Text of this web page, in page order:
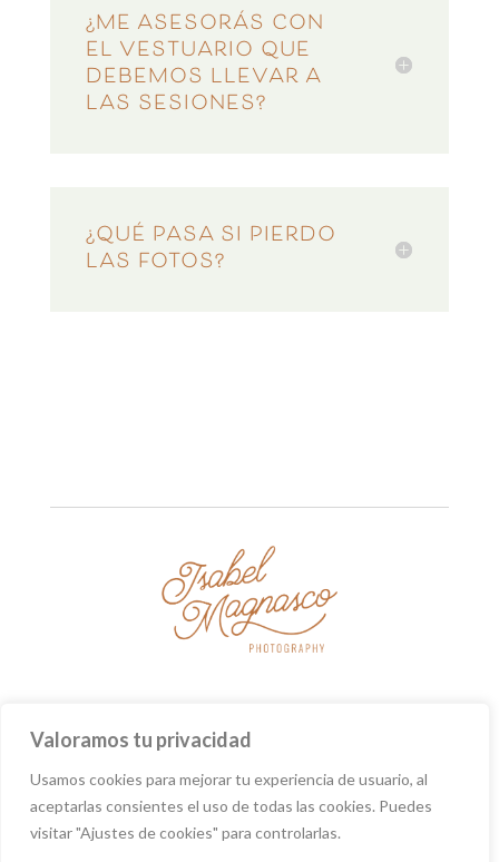
Valoramos tu privacidad
Usamos cookies para mejorar tu experiencia de usuario, al
aceptarlas consientes el uso de todas las cookies. Puedes
visitar "Ajustes de cookies" para controlarlas.
¿ME ASESORÁS CON
EL VESTUARIO QUE
DEBEMOS LLEVAR A
LAS SESIONES?
¿QUÉ PASA SI PIERDO
LAS FOTOS?
POLITICA DE PRIVACIDAD